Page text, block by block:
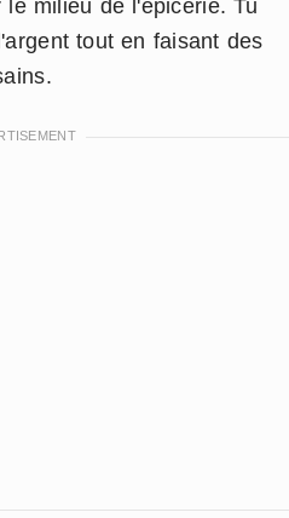
milieu de l'épicerie. Tu
tout en faisant des